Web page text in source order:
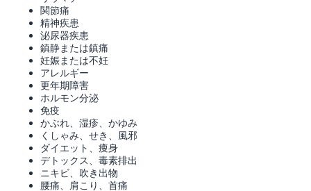
関節痛
精神疾患
泌尿器疾患
鎮静または鎮痛
妊娠または不妊
アレルギー
更年期障害
ホルモン分泌
免疫
かぶれ、湿疹、かゆみ
くしゃみ、せき、風邪
ダイエット、痩身
デトックス、毒素排出
ニキビ、吹き出物
腰痛、肩こり、首痛